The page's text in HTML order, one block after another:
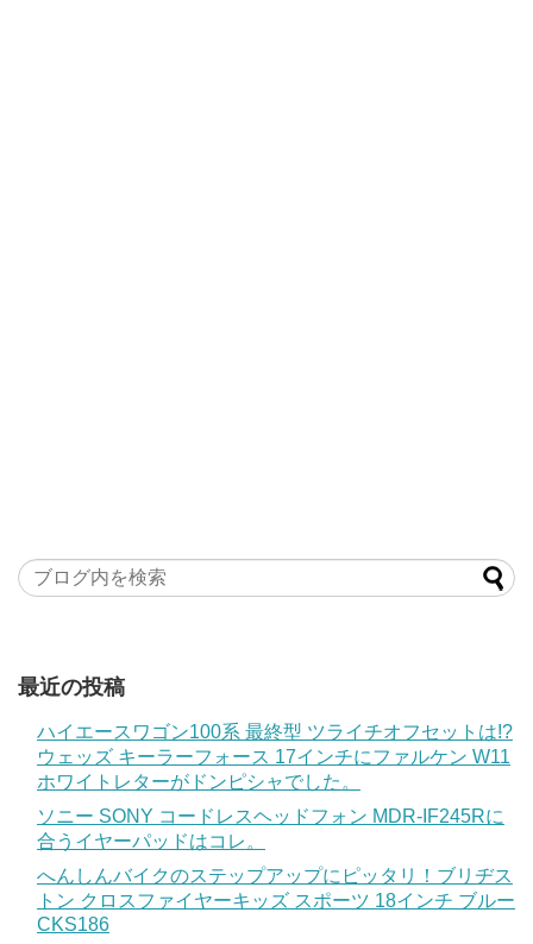
最近の投稿
ハイエースワゴン100系 最終型 ツライチオフセットは!?
ウェッズ キーラーフォース 17インチにファルケン W11
ホワイトレターがドンピシャでした。
ソニー SONY コードレスヘッドフォン MDR-IF245Rに
合うイヤーパッドはコレ。
へんしんバイクのステップアップにピッタリ！ブリヂス
トン クロスファイヤーキッズ スポーツ 18インチ ブルー
CKS186